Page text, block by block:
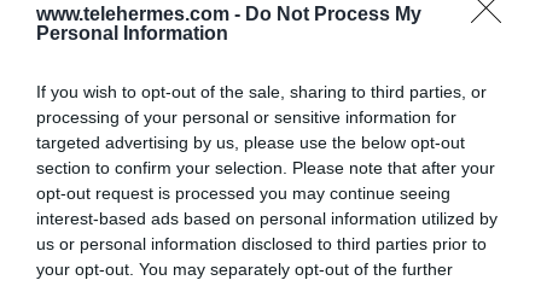
www.telehermes.com - Do Not Process My
Personal Information
If you wish to opt-out of the sale, sharing to third parties, or
processing of your personal or sensitive information for
targeted advertising by us, please use the below opt-out
section to confirm your selection. Please note that after your
opt-out request is processed you may continue seeing
interest-based ads based on personal information utilized by
us or personal information disclosed to third parties prior to
your opt-out. You may separately opt-out of the further
EPOS IMPACT MB Pro 2
Premium, διπλά ακουστικά Bluetooth® για